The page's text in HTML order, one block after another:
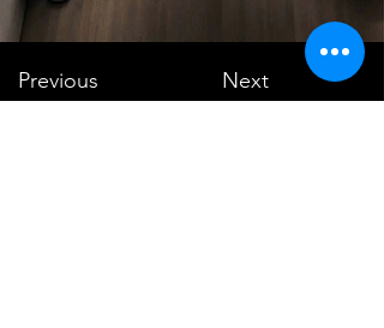
Previous Next